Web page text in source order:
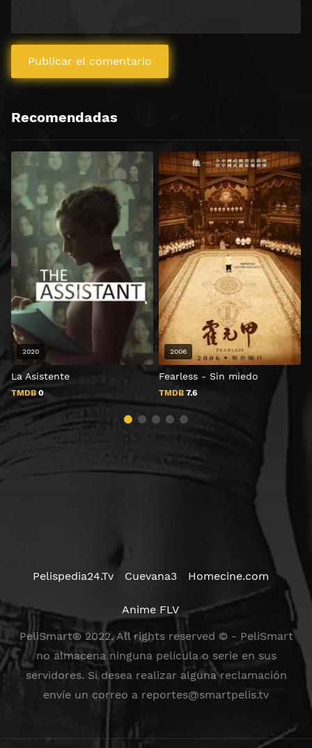
Recomendadas
La Asistente
TMDB0
2020
Fearless - Sin miedo
TMDB 7.6
2006
Pelispedia24.Tv Cuevana3 Homecine.com
Anime FLV
PeliSmart® 2022. All rights reserved © - PeliSmart
no almacena ninguna película o serie en sus
servidores. Si desea realizar alguna reclamación
envíe un correo a reportes@smartpelis.tv